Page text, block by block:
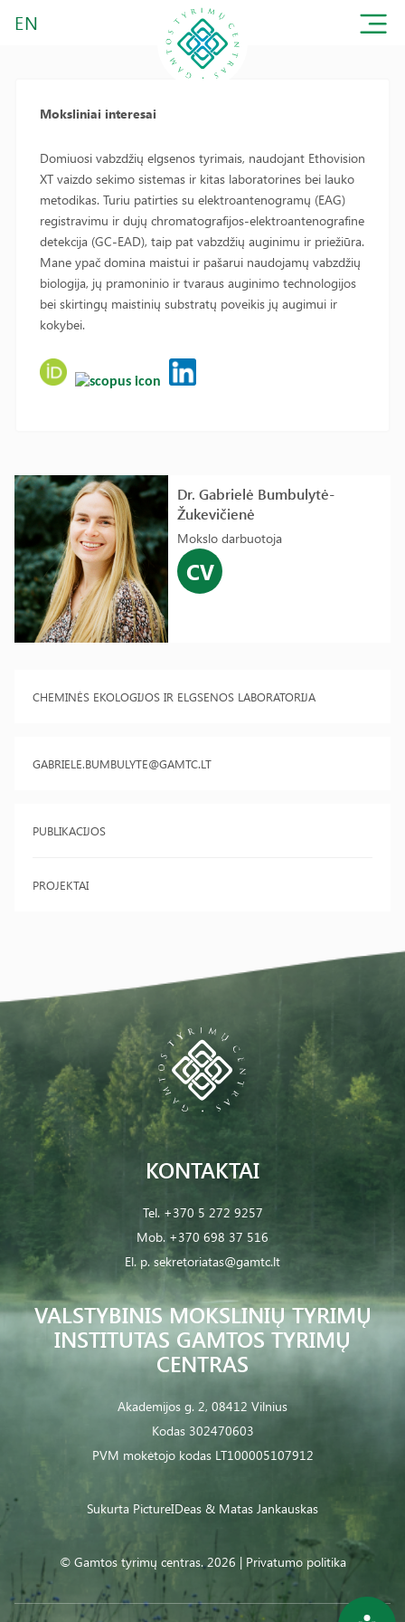
EN
Dr. Gabrielė Bumbulytė-
Žukevičienė
Mokslo darbuotoja
CV
CHEMINĖS EKOLOGIJOS IR ELGSENOS LABORATORIJA
GABRIELE.BUMBULYTE@GAMTC.LT
PUBLIKACIJOS
PROJEKTAI
Moksliniai interesai
Domiuosi vabzdžių elgsenos tyrimais, naudojant Ethovision
XT vaizdo sekimo sistemas ir kitas laboratorines bei lauko
metodikas. Turiu patirties su elektroantenogramų (EAG)
registravimu ir dujų chromatografijos-elektroantenografine
detekcija (GC-EAD), taip pat vabzdžių auginimu ir priežiūra.
Mane ypač domina maistui ir pašarui naudojamų vabzdžių
biologija, jų pramoninio ir tvaraus auginimo technologijos
bei skirtingų maistinių substratų poveikis jų augimui ir
kokybei.
VALSTYBINIS MOKSLINIŲ TYRIMŲ
INSTITUTAS GAMTOS TYRIMŲ
CENTRAS
Akademijos g. 2, 08412 Vilnius
Kodas 302470603
PVM mokėtojo kodas LT100005107912
KONTAKTAI
Tel. +370 5 272 9257
Mob. +370 698 37 516
El. p. sekretoriatas@gamtc.lt
© Gamtos tyrimų centras. 2026 | Privatumo politika
Sukurta PictureIDeas & Matas Jankauskas